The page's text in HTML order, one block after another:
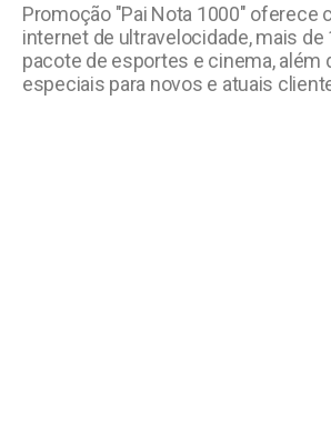
Promoção "Pai Nota 1000" oferece
internet de ultravelocidade, mais de
pacote de esportes e cinema, além
especiais para novos e atuais